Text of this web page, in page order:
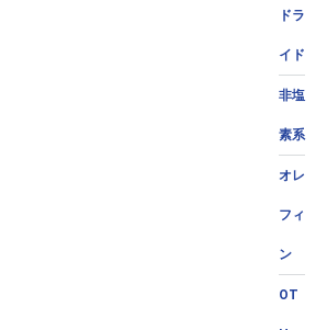
ドラ
イド
非塩
素系
オレ
フィ
ン
OT